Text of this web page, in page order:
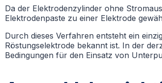
Da der Elektrodenzylinder ohne
Elektrodenpaste zu einer Elektrode
Durch dieses Verfahren entsteht ein
Röstungselektrode bekannt ist. In der
Bedingungen für den Einsatz von